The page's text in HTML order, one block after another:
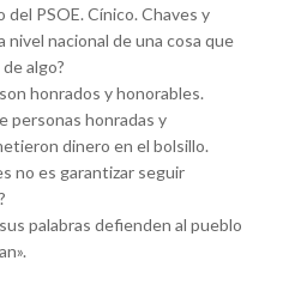
del PSOE. Cínico. Chaves y
nacional de una cosa que
algo?
honrados y honorables.
personas honradas y
dinero en el bolsillo.
no es garantizar seguir
palabras defienden al pueblo